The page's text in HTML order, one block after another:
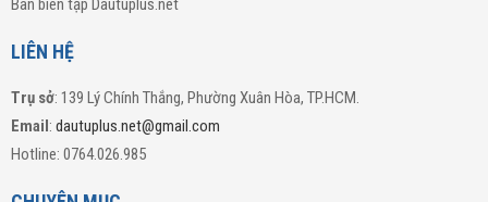
LIÊN HỆ
Trụ sở: 139 Lý Chính Thắng, Phường Xuân Hòa, TP.HCM.
Email: dautuplus.net@gmail.com
Hotline: 0764.026.985